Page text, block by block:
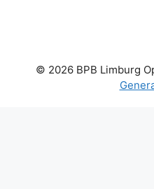
© 2026 BPB Limburg